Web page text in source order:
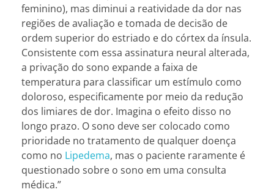
feminino), mas diminui a reatividade da dor nas
regiões de avaliação e tomada de decisão de
ordem superior do estriado e do córtex da ínsula.
Consistente com essa assinatura neural alterada,
a privação do sono expande a faixa de
temperatura para classificar um estímulo como
doloroso, especificamente por meio da redução
dos limiares de dor. Imagina o efeito disso no
longo prazo. O sono deve ser colocado como
prioridade no tratamento de qualquer doença
como no Lipedema, mas o paciente raramente é
questionado sobre o sono em uma consulta
médica.”